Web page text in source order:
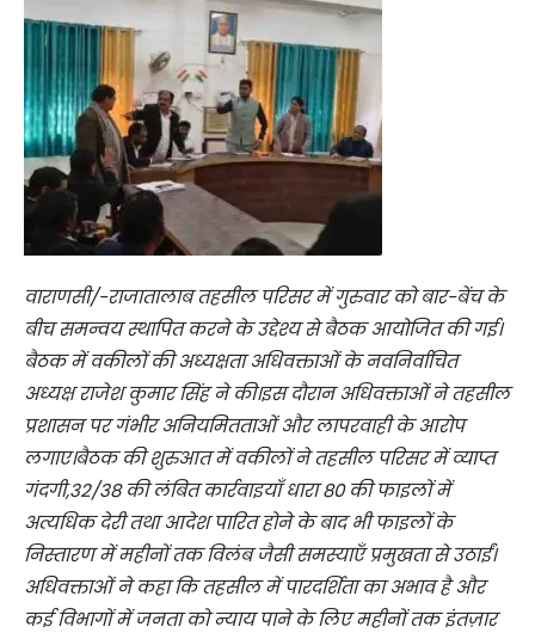
वाराणसी/-राजातालाब तहसील परिसर में गुरुवार को बार-बेंच के
बीच समन्वय स्थापित करने के उद्देश्य से बैठक आयोजित की गई।
बैठक में वकीलों की अध्यक्षता अधिवक्ताओं के नवनिर्वाचित
अध्यक्ष राजेश कुमार सिंह ने की।इस दौरान अधिवक्ताओं ने तहसील
प्रशासन पर गंभीर अनियमितताओं और लापरवाही के आरोप
लगाए।बैठक की शुरुआत में वकीलों ने तहसील परिसर में व्याप्त
गंदगी,32/38 की लंबित कार्रवाइयाँ धारा 80 की फाइलों में
अत्यधिक देरी तथा आदेश पारित होने के बाद भी फाइलों के
निस्तारण में महीनों तक विलंब जैसी समस्याएँ प्रमुखता से उठाईं।
अधिवक्ताओं ने कहा कि तहसील में पारदर्शिता का अभाव है और
कई विभागों में जनता को न्याय पाने के लिए महीनों तक इंतज़ार